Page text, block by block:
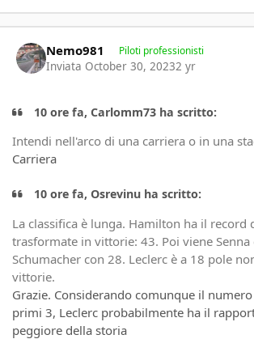
Nemo981 Piloti professionisti
Inviata October 30, 20232 yr
10 ore fa, Carlomm73 ha scritto:
Intendi nell'arco di una carriera o in una
Carriera
10 ore fa, Osrevinu ha scritto:
La classifica è lunga. Hamilton ha il record
trasformate in vittorie: 43. Poi viene Senna
Schumacher con 28. Leclerc è a 18 pole
vittorie.
Grazie. Considerando comunque il
primi 3, Leclerc probabilmente ha il
peggiore della storia